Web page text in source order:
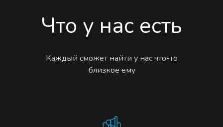
Что у нас есть
Каждый сможет найти у нас что-то
близкое ему